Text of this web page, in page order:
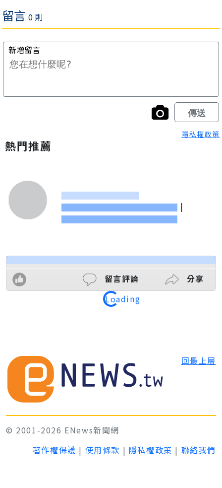
隱私權政策
熱門推薦
|
留言評論 分享
Loading
回最上層
© 2001-2026 ENews新聞網
著作權保護 | 使用條款 | 隱私權政策 | 聯絡我們